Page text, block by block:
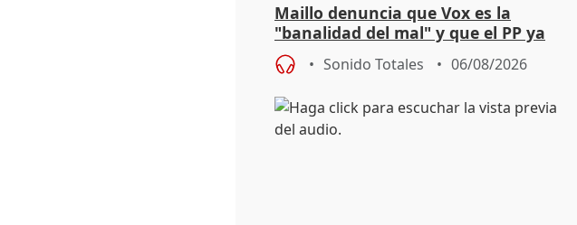
Maillo denuncia que Vox es la
"banalidad del mal" y que el PP ya
asume todas sus tesis
Sonido Totales 06/08/2026